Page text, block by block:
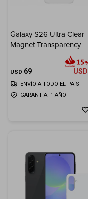
Galaxy S26 Ultra Clear
Magnet Transparency
USD 69 USD
GARANTÍA: 1 AÑO
ENVÍO A TODO EL PAÍS